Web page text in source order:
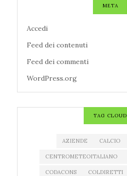
META
Accedi
Feed dei contenuti
Feed dei commenti
WordPress.org
TAG CLOUD
AZIENDE CALCIO
CENTROMETEOITALIANO
CODACONS COLDIRETTI